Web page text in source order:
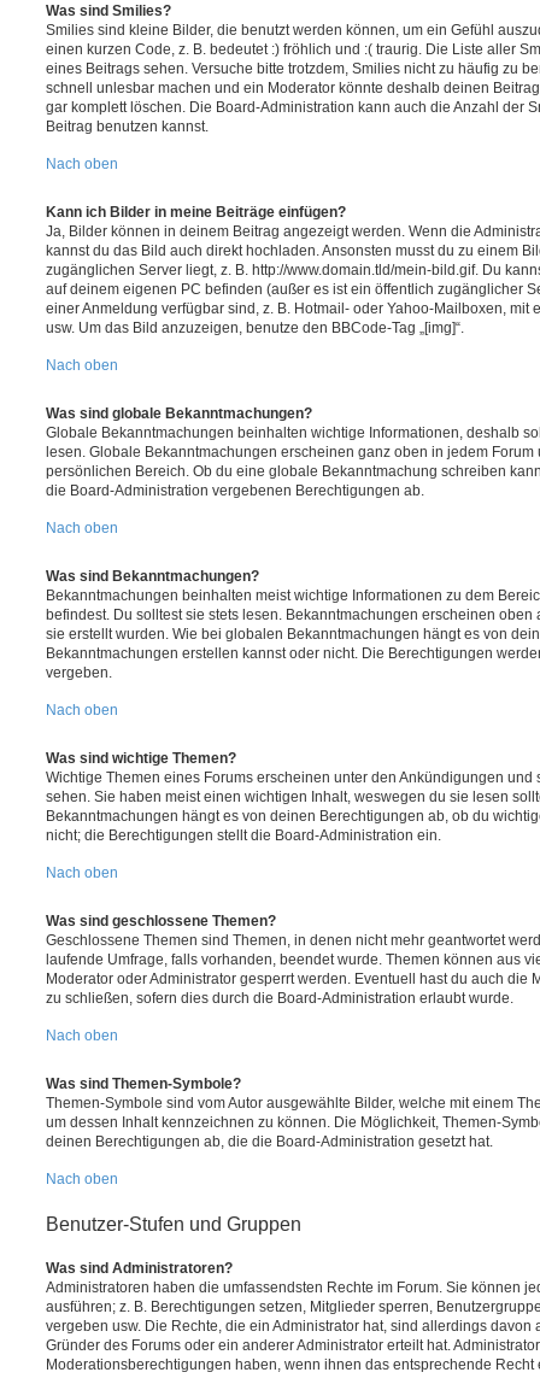
Was sind Smilies?
Smilies sind kleine Bilder, die benutzt werden können, um ein Gefühl
einen kurzen Code, z. B. bedeutet :) fröhlich und :( traurig. Die Liste aller
eines Beitrags sehen. Versuche bitte trotzdem, Smilies nicht zu häufig zu
schnell unlesbar machen und ein Moderator könnte deshalb deinen
gar komplett löschen. Die Board-Administration kann auch die Anzahl der
Beitrag benutzen kannst.
Nach oben
Kann ich Bilder in meine Beiträge einfügen?
Ja, Bilder können in deinem Beitrag angezeigt werden. Wenn die
kannst du das Bild auch direkt hochladen. Ansonsten musst du zu einem
zugänglichen Server liegt, z. B. http://www.domain.tld/mein-bild.gif. Du
auf deinem eigenen PC befinden (außer es ist ein öffentlich zugänglicher
einer Anmeldung verfügbar sind, z. B. Hotmail- oder Yahoo-Mailboxen, mit
usw. Um das Bild anzuzeigen, benutze den BBCode-Tag „[img]“.
Nach oben
Was sind globale Bekanntmachungen?
Globale Bekanntmachungen beinhalten wichtige Informationen, deshalb
lesen. Globale Bekanntmachungen erscheinen ganz oben in jedem
persönlichen Bereich. Ob du eine globale Bekanntmachung schreiben
die Board-Administration vergebenen Berechtigungen ab.
Nach oben
Was sind Bekanntmachungen?
Bekanntmachungen beinhalten meist wichtige Informationen zu dem
befindest. Du solltest sie stets lesen. Bekanntmachungen erscheinen oben
sie erstellt wurden. Wie bei globalen Bekanntmachungen hängt es von
Bekanntmachungen erstellen kannst oder nicht. Die Berechtigungen
vergeben.
Nach oben
Was sind wichtige Themen?
Wichtige Themen eines Forums erscheinen unter den Ankündigungen und
sehen. Sie haben meist einen wichtigen Inhalt, weswegen du sie lesen
Bekanntmachungen hängt es von deinen Berechtigungen ab, ob du
nicht; die Berechtigungen stellt die Board-Administration ein.
Nach oben
Was sind geschlossene Themen?
Geschlossene Themen sind Themen, in denen nicht mehr geantwortet
laufende Umfrage, falls vorhanden, beendet wurde. Themen können aus
Moderator oder Administrator gesperrt werden. Eventuell hast du auch die
zu schließen, sofern dies durch die Board-Administration erlaubt wurde.
Nach oben
Was sind Themen-Symbole?
Themen-Symbole sind vom Autor ausgewählte Bilder, welche mit einem
um dessen Inhalt kennzeichnen zu können. Die Möglichkeit, Themen-
deinen Berechtigungen ab, die die Board-Administration gesetzt hat.
Nach oben
Benutzer-Stufen und Gruppen
Was sind Administratoren?
Administratoren haben die umfassendsten Rechte im Forum. Sie können
ausführen; z. B. Berechtigungen setzen, Mitglieder sperren,
vergeben usw. Die Rechte, die ein Administrator hat, sind allerdings
Gründer des Forums oder ein anderer Administrator erteilt hat.
Moderationsberechtigungen haben, wenn ihnen das entsprechende Recht